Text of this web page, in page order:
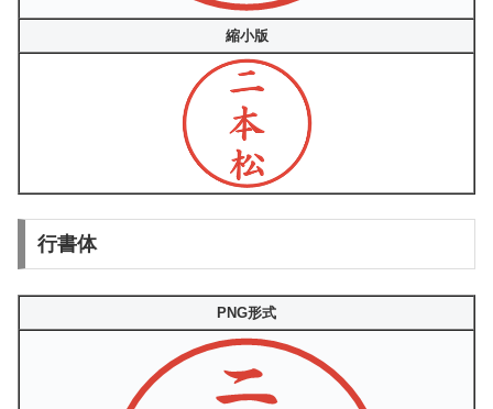
縮小版
行書体
PNG形式